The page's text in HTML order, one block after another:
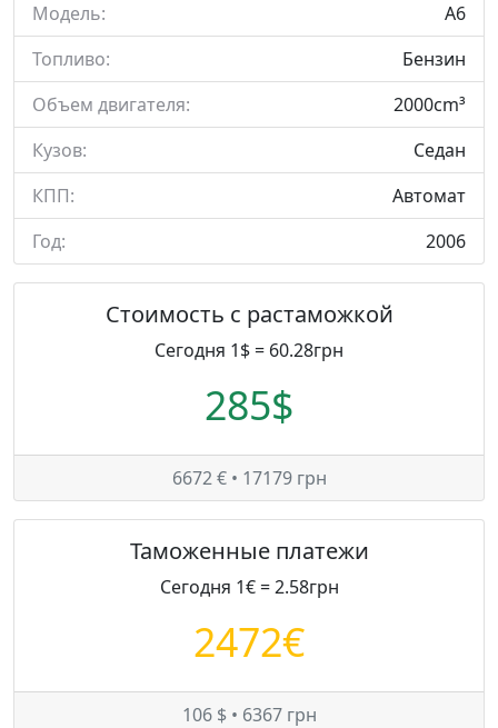
Модель:
A6
Топливо:
Бензин
Объем двигателя:
2000cm³
Кузов:
Седан
КПП:
Автомат
Год:
2006
Стоимость с растаможкой
Сегодня 1$ = 60.28грн
285$
6672 € • 17179 грн
Таможенные платежи
Сегодня 1€ = 2.58грн
2472€
106 $ • 6367 грн